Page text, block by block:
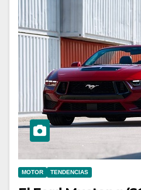
MOTOR TENDENCIAS